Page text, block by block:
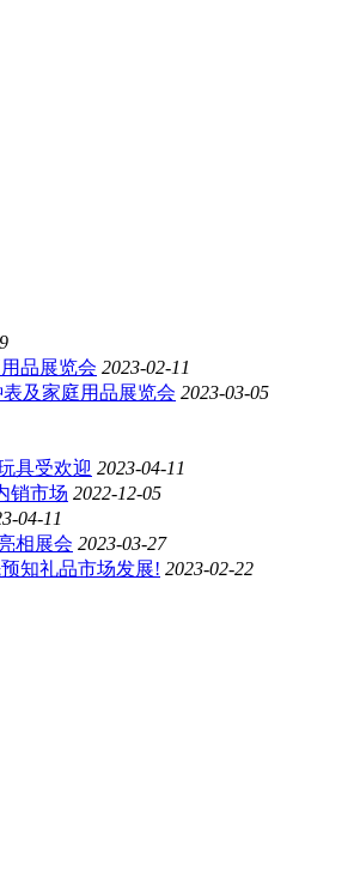
品展览会 2023-02-11
及家庭用品展览会 2023-03-05
具受欢迎 2023-04-11
销市场 2022-12-05
04-11
相展会 2023-03-27
知礼品市场发展! 2023-02-22